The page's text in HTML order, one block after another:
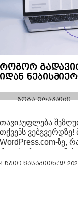
როგორ
იდან
გოგა ტრაპაიძე
თავისუფლება
თქვენს ვებგვერდზე!
WordPress.com-ზე,
რეგისტრაცია, თემის
და საიტი უკვე
4 წუთი წასაკითხად